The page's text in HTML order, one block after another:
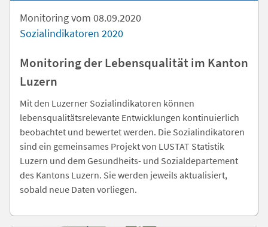
Monitoring vom 08.09.2020
Sozialindikatoren 2020
Monitoring der Lebensqualität im Kanton
Luzern
Mit den Luzerner Sozialindikatoren können
lebensqualitätsrelevante Entwicklungen kontinuierlich
beobachtet und bewertet werden. Die Sozialindikatoren
sind ein gemeinsames Projekt von LUSTAT Statistik
Luzern und dem Gesundheits- und Sozialdepartement
des Kantons Luzern. Sie werden jeweils aktualisiert,
sobald neue Daten vorliegen.